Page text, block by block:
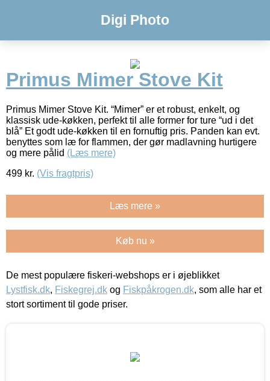
Digi Photo
Primus Mimer Stove Kit
Primus Mimer Stove Kit. “Mimer” er et robust, enkelt, og
klassisk ude-køkken, perfekt til alle former for ture “ud i det
blå” Et godt ude-køkken til en fornuftig pris. Panden kan evt.
benyttes som læ for flammen, der gør madlavning hurtigere
og mere pålid (Læs mere)
499 kr. (Vis fragtpris)
Læs mere »
Køb nu »
De mest populære fiskeri-webshops er i øjeblikket
Lystfisk.dk, Fiskegrej.dk og Fiskpåkrogen.dk, som alle har et
stort sortiment til gode priser.